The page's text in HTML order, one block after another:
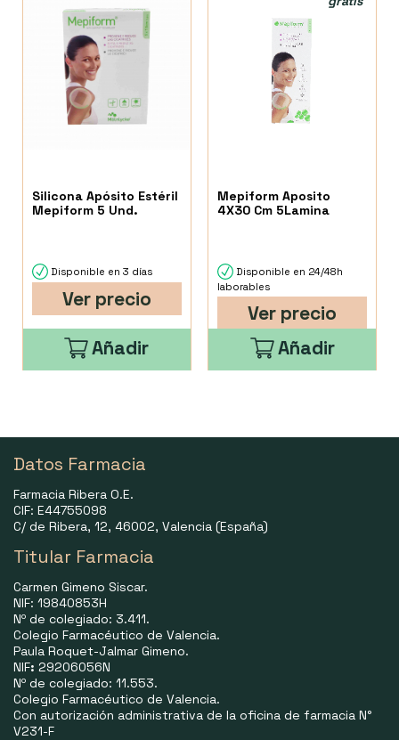
Silicona Apósito Estéril
Mepiform 5 Und.
Disponible en 3 días
Ver precio
Añadir
Mepiform Aposito
4X30 Cm 5Lamina
Disponible en 24/48h
laborables
Ver precio
Añadir
Datos Farmacia
Farmacia Ribera O.E.
CIF: E44755098
C/ de Ribera, 12, 46002, Valencia (España)
Titular Farmacia
Carmen Gimeno Siscar.
NIF: 19840853H
Nº de colegiado: 3.411.
Colegio Farmacéutico de Valencia.
Paula Roquet-Jalmar Gimeno.
NIF: 29206056N
Nº de colegiado: 11.553.
Colegio Farmacéutico de Valencia.
Con autorización administrativa de la oficina de farmacia N°
V231-F